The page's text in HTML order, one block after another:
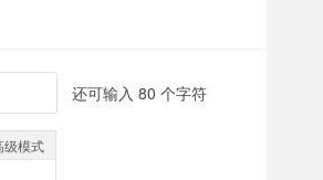
还可输入 80 个字符
级模式